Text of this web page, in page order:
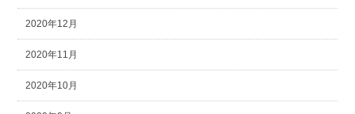
2020年12月
2020年11月
2020年10月